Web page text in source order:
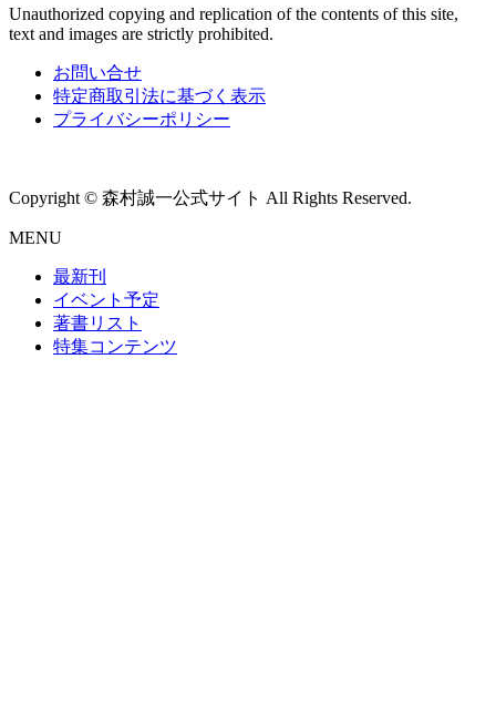
Unauthorized copying and replication of the contents of this site,
text and images are strictly prohibited.
お問い合せ
特定商取引法に基づく表示
プライバシーポリシー
Copyright © 森村誠一公式サイト All Rights Reserved.
MENU
最新刊
イベント予定
著書リスト
特集コンテンツ